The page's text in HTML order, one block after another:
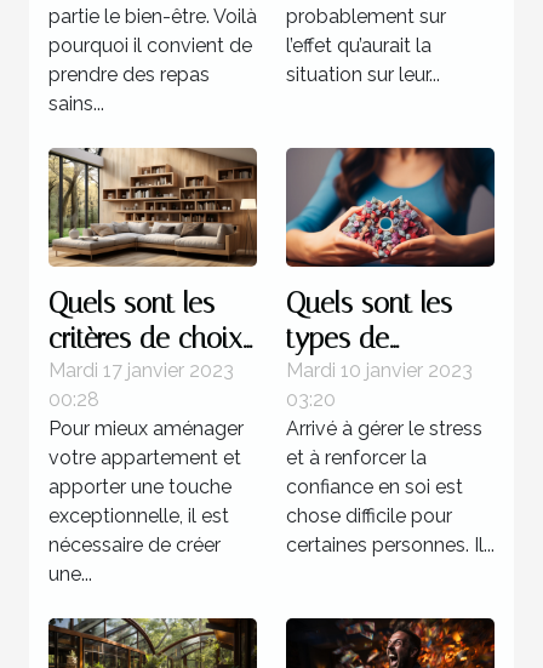
partie le bien-être. Voilà
pourquoi il convient de
prendre des repas
sains...
probablement sur
l’effet qu’aurait la
situation sur leur...
Quels sont les
critères de choix
d’une étagère
murale à livres ?
Mardi 17 janvier 2023
00:28
Pour mieux aménager
votre appartement et
apporter une touche
exceptionnelle, il est
nécessaire de créer
une...
Quels sont les
types de
formation pour
devenir un
sophrologue ?
Mardi 10 janvier 2023
03:20
Arrivé à gérer le stress
et à renforcer la
confiance en soi est
chose difficile pour
certaines personnes. Il...